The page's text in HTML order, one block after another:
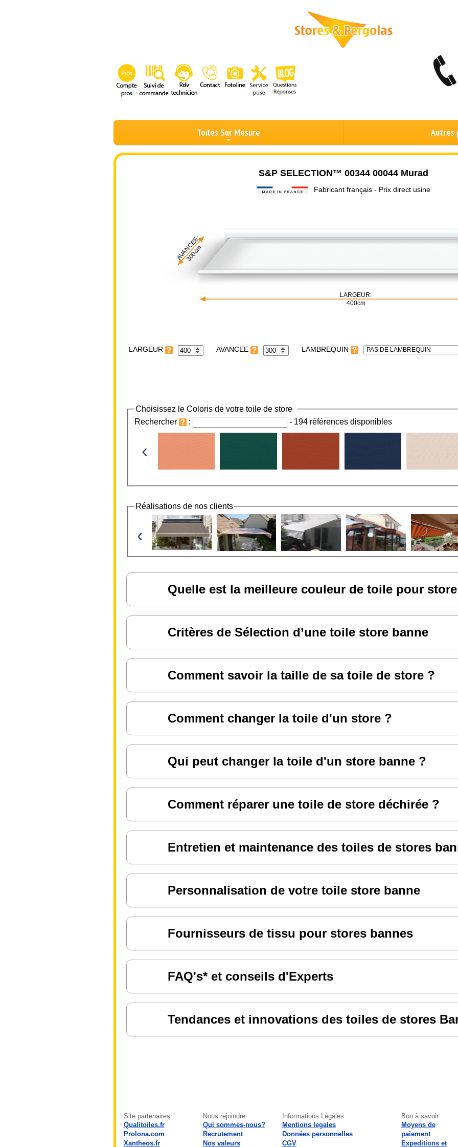
Toiles Sur Mesure Autres
S&P SELECTION™ 00344 00044 Murad
Fabricant français - Prix direct usine
LARGEUR:
400cm
AVANCEE:
300cm
LARGEUR LAMBREQUIN PAS DE LAMBREQUIN
Choisissez le Coloris de votre toile de store
Rechercher
: - 194 références disponibles
‹
Réalisations de nos clients
‹
Quelle est la meilleure couleur de toile pour
Critères de Sélection d’une toile store banne
Comment savoir la taille de sa toile de store ?
Comment changer la toile d'un store ?
Qui peut changer la toile d'un store banne ?
Comment réparer une toile de store déchirée ?
Entretien et maintenance des toiles de stores
Personnalisation de votre toile store banne
Fournisseurs de tissu pour stores bannes
FAQ's* et conseils d'Experts
Tendances et innovations des toiles de stores
Site partenaires
Qualitoiles.fr
Prolona.com
Xantheos.fr
Nous rejoindre
Qui sommes-nous?
Recrutement
Nos valeurs
Informations Légales
Mentions legales
Données personnelles
CGV
Bon à savoir
Moyens de
paiement
Expeditions et